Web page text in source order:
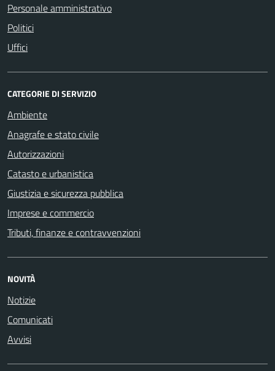
Personale amministrativo
Politici
Uffici
CATEGORIE DI SERVIZIO
Ambiente
Anagrafe e stato civile
Autorizzazioni
Catasto e urbanistica
Giustizia e sicurezza pubblica
Imprese e commercio
Tributi, finanze e contravvenzioni
NOVITÀ
Notizie
Comunicati
Avvisi